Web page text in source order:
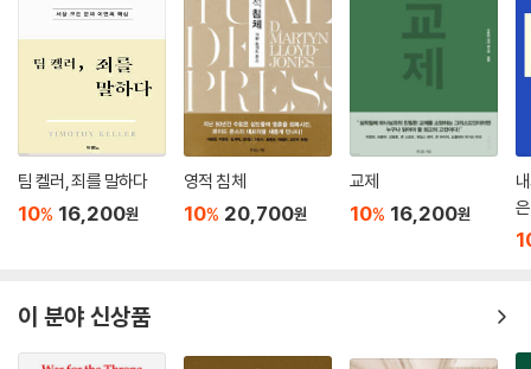
팀 켈러, 죄를 말하다
10% 16,200원
영적 침체
10% 20,700원
교제
10% 16,200원
이 분야 신상품